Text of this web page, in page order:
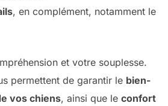
, en complément, notamment le
et votre souplesse.
permettent de garantir le bien-
vos chiens, ainsi que le confort